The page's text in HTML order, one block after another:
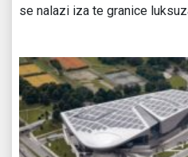
se nalazi iza te granice